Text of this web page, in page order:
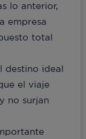
lo anterior,
empresa
total
destino ideal
el viaje
no surjan